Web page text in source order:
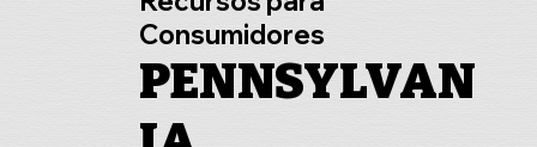
Consumidores
PENNSYLVAN